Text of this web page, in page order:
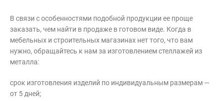
В связи с особенностями подобной продукции ее проще
заказать, чем найти в продаже в готовом виде. Когда в
мебельных и строительных магазинах нет того, что вам
нужно, обращайтесь к нам за изготовлением стеллажей из
металла:
срок изготовления изделий по индивидуальным размерам —
от 5 дней;